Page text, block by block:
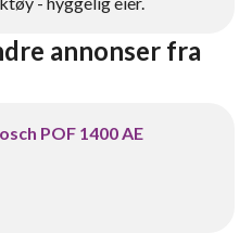
annonser fra
POF 1400 AE